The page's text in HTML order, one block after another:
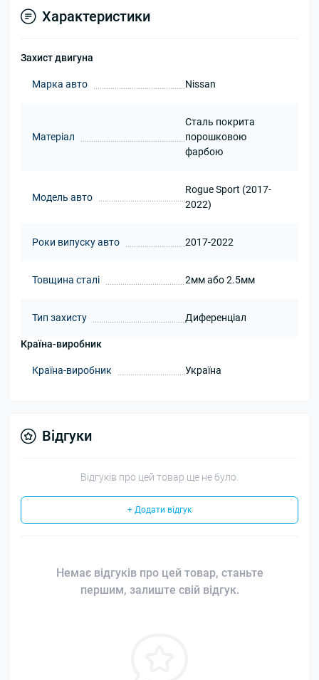
Характеристики
Захист двигуна
Марка авто Nissan
Матеріал
Сталь покрита
порошковою
фарбою
Модель авто
Rogue Sport (2017-
2022)
Роки випуску авто 2017-2022
Товщина сталі 2мм або 2.5мм
Тип захисту Диференціал
Країна-виробник
Країна-виробник Україна
Відгуки
Відгуків про цей товар ще не було.
+ Додати відгук
Немає відгуків про цей товар, станьте
першим, залиште свій відгук.